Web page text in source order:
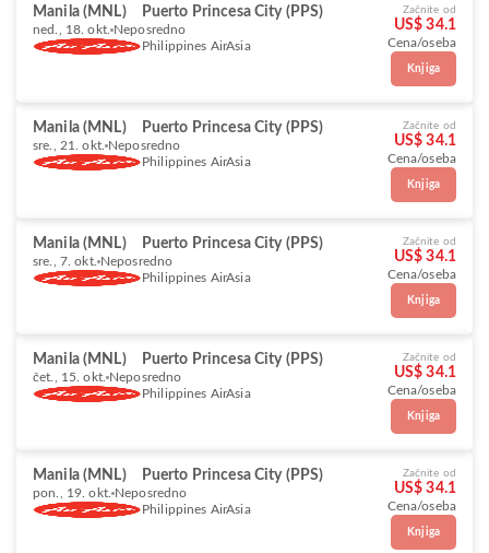
Manila (MNL) Puerto Princesa City (PPS)
ned., 18. okt. Neposredno
Philippines AirAsia
Začnite od
US$ 34.1
Cena/oseba
Knjiga
Manila (MNL) Puerto Princesa City (PPS)
sre., 21. okt. Neposredno
Philippines AirAsia
Začnite od
US$ 34.1
Cena/oseba
Knjiga
Manila (MNL) Puerto Princesa City (PPS)
sre., 7. okt. Neposredno
Philippines AirAsia
Začnite od
US$ 34.1
Cena/oseba
Knjiga
Manila (MNL) Puerto Princesa City (PPS)
čet., 15. okt. Neposredno
Philippines AirAsia
Začnite od
US$ 34.1
Cena/oseba
Knjiga
Manila (MNL) Puerto Princesa City (PPS)
pon., 19. okt. Neposredno
Philippines AirAsia
Začnite od
US$ 34.1
Cena/oseba
Knjiga